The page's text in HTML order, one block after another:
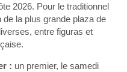
2026. Pour le traditionnel
la plus grande plaza de
entre figuras et
: un premier, le samedi